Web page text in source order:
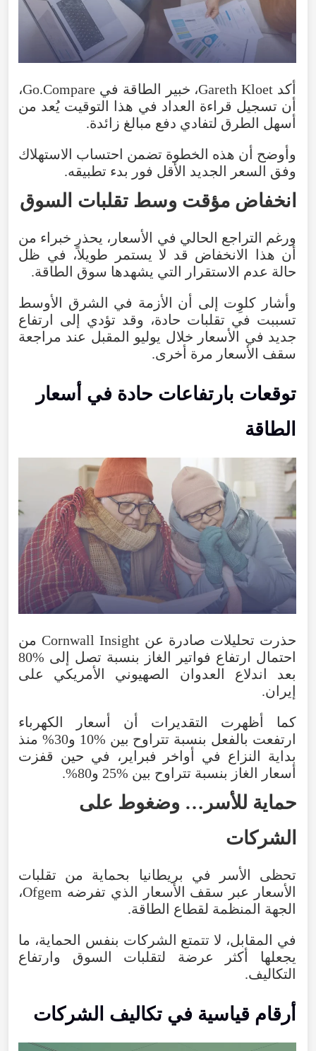
أكد Gareth Kloet ، خبير الطاقة في Go.Compare،
أن تسجيل قراءة العداد في هذا التوقيت يُعد من
أسهل الطرق لتفادي دفع مبالغ زائدة.
وأوضح أن هذه الخطوة تضمن احتساب الاستهلاك
وفق السعر الجديد الأقل فور بدء تطبيقه.
انخفاض مؤقت وسط تقلبات السوق
ورغم التراجع الحالي في الأسعار ، يحذر خبراء من
أن هذا الانخفاض قد لا يستمر طويلاً، في ظل
حالة عدم الاستقرار التي يشهدها سوق الطاقة.
وأشار
كلوِت إلى أن الأزمة في الشرق
الأوسط
تسببت في تقلبات حادة، وقد تؤدي إلى
ارتفاع
جديد في الأسعار خلال يوليو المقبل عند مراجعة
سقف الأسعار مرة أخرى.
توقعات بارتفاعات حادة في أسعار
الطاقة
حذرت تحليلات صادرة عن Cornwall Insight
من
احتمال
ارتفاع فواتير الغاز بنسبة تصل إلى 80%
بعد
اندلاع العدوان الصهيوني الأمريكي
على
إيران.
كما
أظهرت التقديرات أن أسعار
الكهرباء
ارتفعت بالفعل بنسبة تتراوح بين 10% و30%
منذ
بداية
النزاع في أواخر فبراير ، في حين قفزت
أسعار
الغاز بنسبة تتراوح بين 25% و80% .
حماية للأسر… وضغوط على
الشركات
تحظى الأسر في بريطانيا بحماية من
تقلبات
الأسعار
عبر سقف الأسعار الذي تفرضه Ofgem،
الجهة المنظمة لقطاع الطاقة.
في
المقابل، لا تتمتع الشركات بنفس الحماية، ما
يجعلها
أكثر عرضة لتقلبات السوق
وارتفاع
التكاليف.
أرقام قياسية في تكاليف الشركات